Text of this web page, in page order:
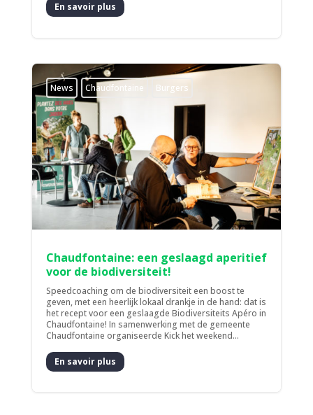
En savoir plus
News Chaudfontaine Burgers
Chaudfontaine: een geslaagd aperitief
voor de biodiversiteit!
Speedcoaching om de biodiversiteit een boost te
geven, met een heerlijk lokaal drankje in de hand: dat is
het recept voor een geslaagde Biodiversiteits Apéro in
Chaudfontaine! In samenwerking met de gemeente
Chaudfontaine organiseerde Kick het weekend...
En savoir plus